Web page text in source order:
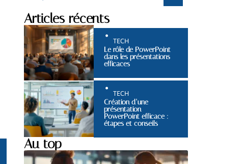
Articles récents
TECH
Le rôle de PowerPoint
dans les présentations
efficaces
TECH
Création d’une
présentation
PowerPoint efficace :
étapes et conseils
Au top